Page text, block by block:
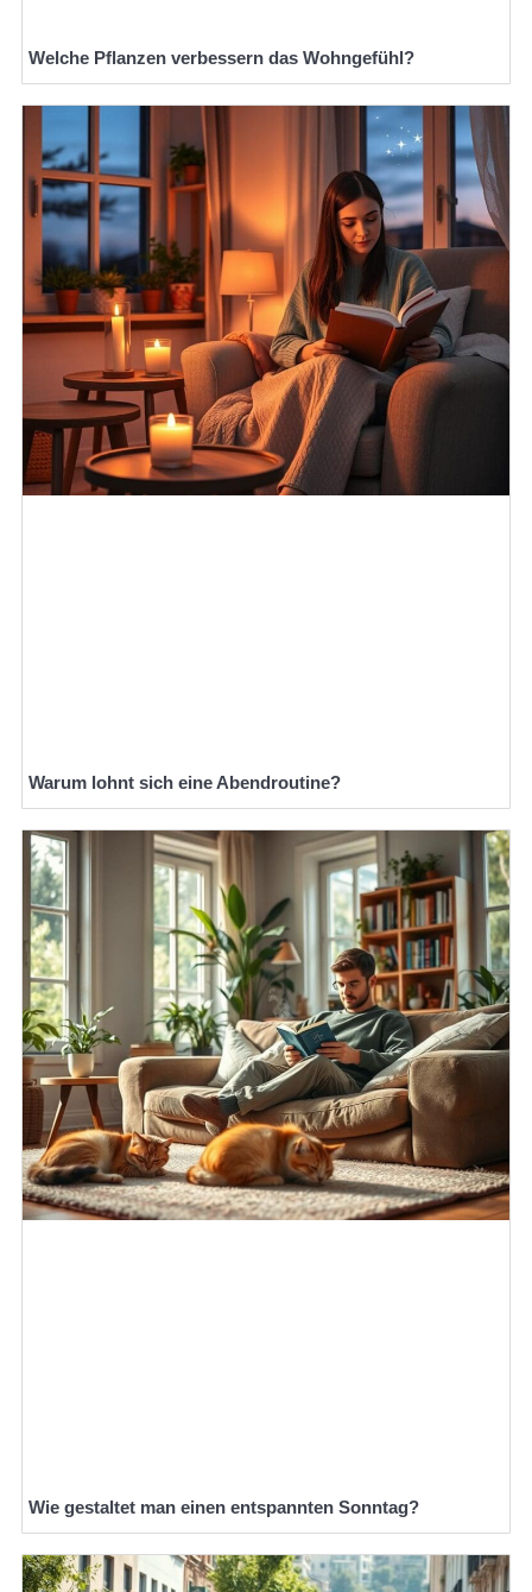
Welche Pflanzen verbessern das Wohngefühl?
Warum lohnt sich eine Abendroutine?
Wie gestaltet man einen entspannten Sonntag?